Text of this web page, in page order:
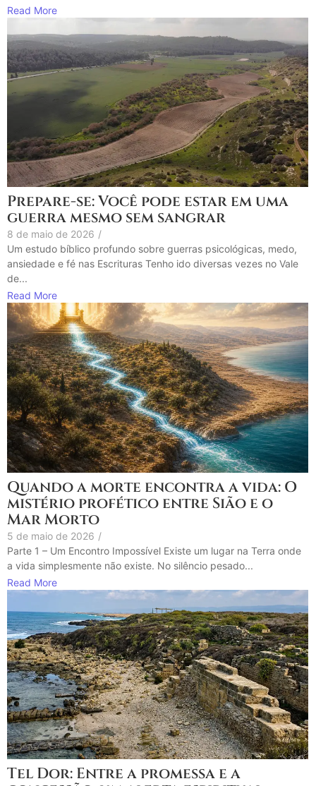
Read More
Prepare-se: Você pode estar em uma
guerra mesmo sem sangrar
8 de maio de 2026 /
Um estudo bíblico profundo sobre guerras psicológicas, medo,
ansiedade e fé nas Escrituras Tenho ido diversas vezes no Vale
de...
Read More
Quando a morte encontra a vida: O
mistério profético entre Sião e o
Mar Morto
5 de maio de 2026 /
Parte 1 – Um Encontro Impossível Existe um lugar na Terra onde
a vida simplesmente não existe. No silêncio pesado...
Read More
Tel Dor: Entre a promessa e a